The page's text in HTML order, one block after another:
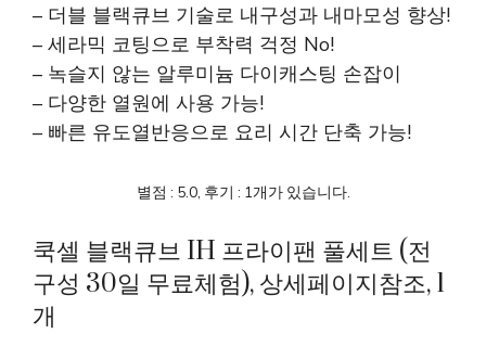
– 더블 블랙큐브 기술로 내구성과 내마모성 향상!
– 세라믹 코팅으로 부착력 걱정 No!
– 녹슬지 않는 알루미늄 다이캐스팅 손잡이
– 다양한 열원에 사용 가능!
– 빠른 유도열반응으로 요리 시간 단축 가능!
별점 : 5.0, 후기 : 1개가 있습니다.
쿡셀 블랙큐브 IH 프라이팬 풀세트 (전
구성 30일 무료체험), 상세페이지참조, 1
개